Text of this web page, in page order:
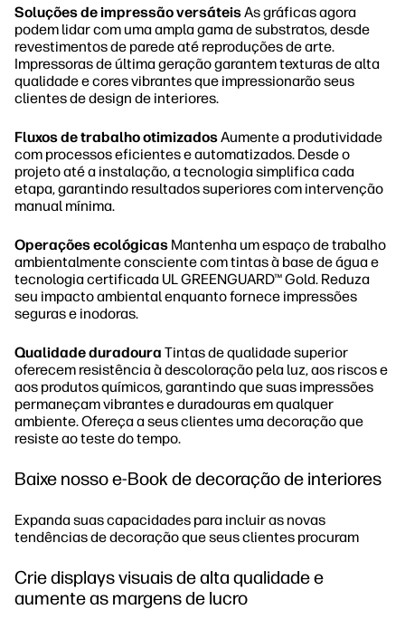
Soluções de impressão versáteisAs gráficas agora
podem lidar com uma ampla gama de substratos, desde
revestimentos de parede até reproduções de arte.
Impressoras de última geração garantem texturas de alta
qualidade e cores vibrantes que impressionarão seus
clientes de design de interiores.
Fluxos de trabalho otimizadosAumente a produtividade
com processos eficientes e automatizados. Desde o
projeto até a instalação, a tecnologia simplifica cada
etapa, garantindo resultados superiores com intervenção
manual mínima.
Operações ecológicas Mantenha um espaço de trabalho
ambientalmente consciente com tintas à base de água e
tecnologia certificada UL GREENGUARD™ Gold. Reduza
seu impacto ambiental enquanto fornece impressões
seguras e inodoras.
Qualidade duradoura Tintas de qualidade superior
oferecem resistência à descoloração pela luz, aos riscos e
aos produtos químicos, garantindo que suas impressões
permaneçam vibrantes e duradouras em qualquer
ambiente. Ofereça a seus clientes uma decoração que
resiste ao teste do tempo.
Baixe nosso e-Book de decoração de interiores
Expanda suas capacidades para incluir as novas
tendências de decoração que seus clientes procuram
Crie displays visuais de alta qualidade e
aumente as margens de lucro